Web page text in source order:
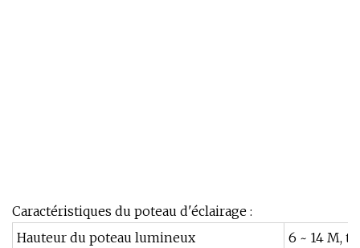
Caractéristiques du poteau d'éclairage :
Hauteur du poteau lumineux
6 ~ 14 M,